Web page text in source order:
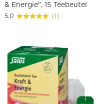
& Energie", 15 Teebeutel
5.0 (1)